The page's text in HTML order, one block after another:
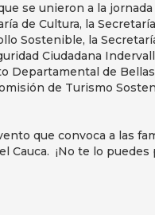
se unieron a la jornada
de Cultura, la
Sostenible, la
Ciudadana
de Bellas
de Turismo
que convoca a las
Cauca. ¡No te lo puedes